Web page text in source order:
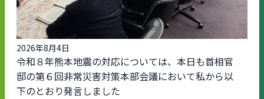
2026年8月4日
令和８年熊本地震の対応については、本日も首相官
邸の第６回非常災害対策本部会議において私から以
下のとおり発言しました